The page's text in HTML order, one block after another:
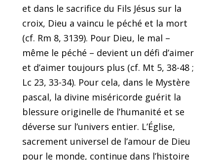
et dans le sacrifice du Fils Jésus sur la
croix, Dieu a vaincu le péché et la mort
(cf. Rm 8, 3139). Pour Dieu, le mal –
même le péché – devient un défi d’aimer
et d’aimer toujours plus (cf. Mt 5, 38-48 ;
Lc 23, 33-34). Pour cela, dans le Mystère
pascal, la divine miséricorde guérit la
blessure originelle de l’humanité et se
déverse sur l’univers entier. L’Église,
sacrement universel de l’amour de Dieu
pour le monde, continue dans l’histoire